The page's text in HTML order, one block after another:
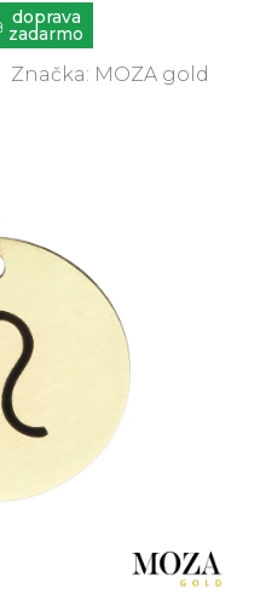
ZADARMO
Značka: MOZA gold